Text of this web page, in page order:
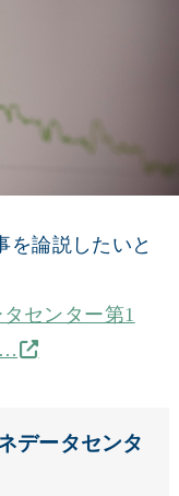
を論説したいと
センター第1
…
データセンタ